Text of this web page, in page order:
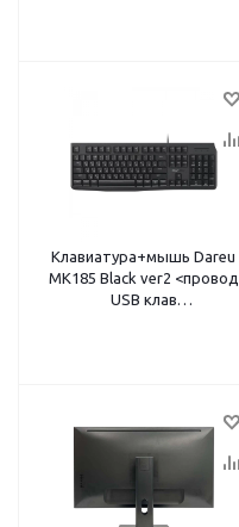
Клавиатура+мышь Dareu
MK185 Black ver2 <провод
USB клав